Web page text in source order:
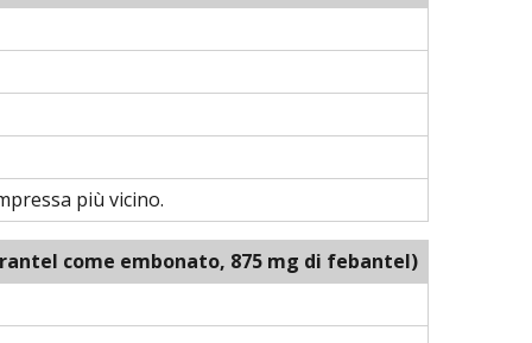
più vicino.
come embonato, 875 mg di febantel)